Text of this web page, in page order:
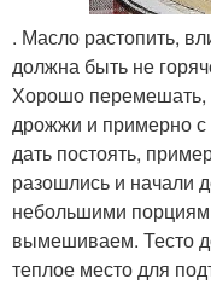
. Масло растопить,
должна быть не
Хорошо перемешать,
дрожжи и примерно с
дать постоять,
разошлись и начали
небольшими
вымешиваем. Тесто
теплое место для